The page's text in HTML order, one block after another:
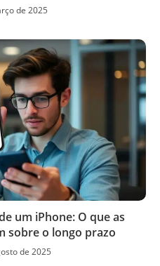
de 2025
um iPhone: O que as
sobre o longo prazo
de 2025